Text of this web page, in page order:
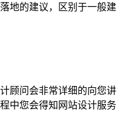
地的建议，区别于一般建
顾问会非常详细的向您讲
中您会得知网站设计服务